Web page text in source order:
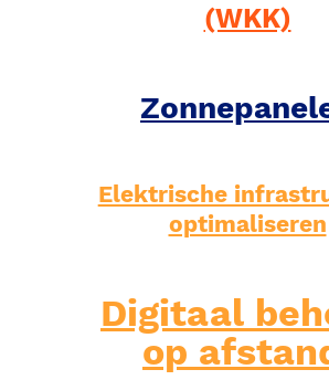
(WKK)
Elektrische
optimaliseren
Digitaal
op